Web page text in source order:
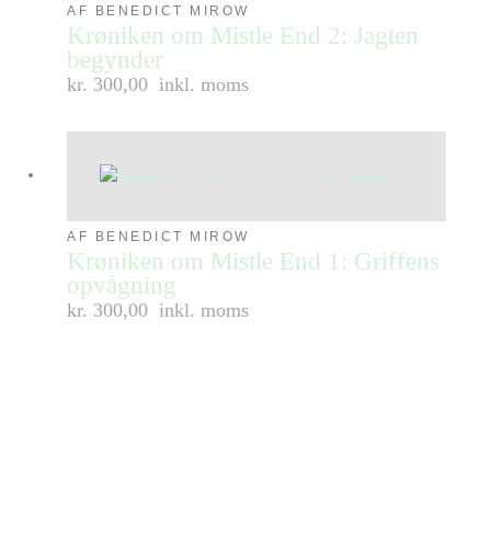
AF BENEDICT MIROW
Krøniken om Mistle End 2: Jagten
begynder
kr. 300,00 inkl. moms
AF BENEDICT MIROW
Krøniken om Mistle End 1: Griffens
opvågning
kr. 300,00 inkl. moms